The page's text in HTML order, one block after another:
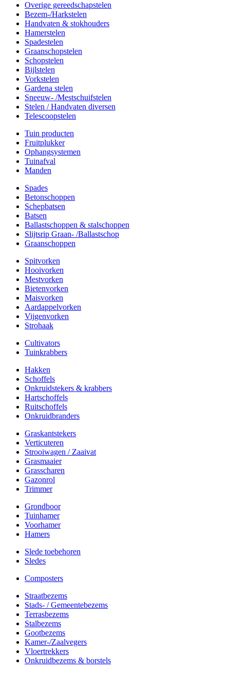
Overige gereedschapstelen
Bezem-/Harkstelen
Handvaten & stokhouders
Hamerstelen
Spadestelen
Graanschopstelen
Schopstelen
Bijlstelen
Vorkstelen
Gardena stelen
Sneeuw- /Mestschuifstelen
Stelen / Handvaten diversen
Telescoopstelen
Tuin producten
Fruitplukker
Ophangsystemen
Tuinafval
Manden
Spades
Betonschoppen
Schepbatsen
Batsen
Ballastschoppen & stalschoppen
Slijtsrip Graan- /Ballastschop
Graanschoppen
Spitvorken
Hooivorken
Mestvorken
Bietenvorken
Maisvorken
Aardappelvorken
Vijgenvorken
Strohaak
Cultivators
Tuinkrabbers
Hakken
Schoffels
Onkruidstekers & krabbers
Hartschoffels
Ruitschoffels
Onkruidbranders
Graskantstekers
Verticuteren
Strooiwagen / Zaaivat
Grasmaaier
Grasscharen
Gazonrol
Trimmer
Grondboor
Tuinhamer
Voorhamer
Hamers
Slede toebehoren
Sledes
Composters
Straatbezems
Stads- / Gemeentebezems
Terrasbezems
Stalbezems
Gootbezems
Kamer-/Zaalvegers
Vloertrekkers
Onkruidbezems & borstels